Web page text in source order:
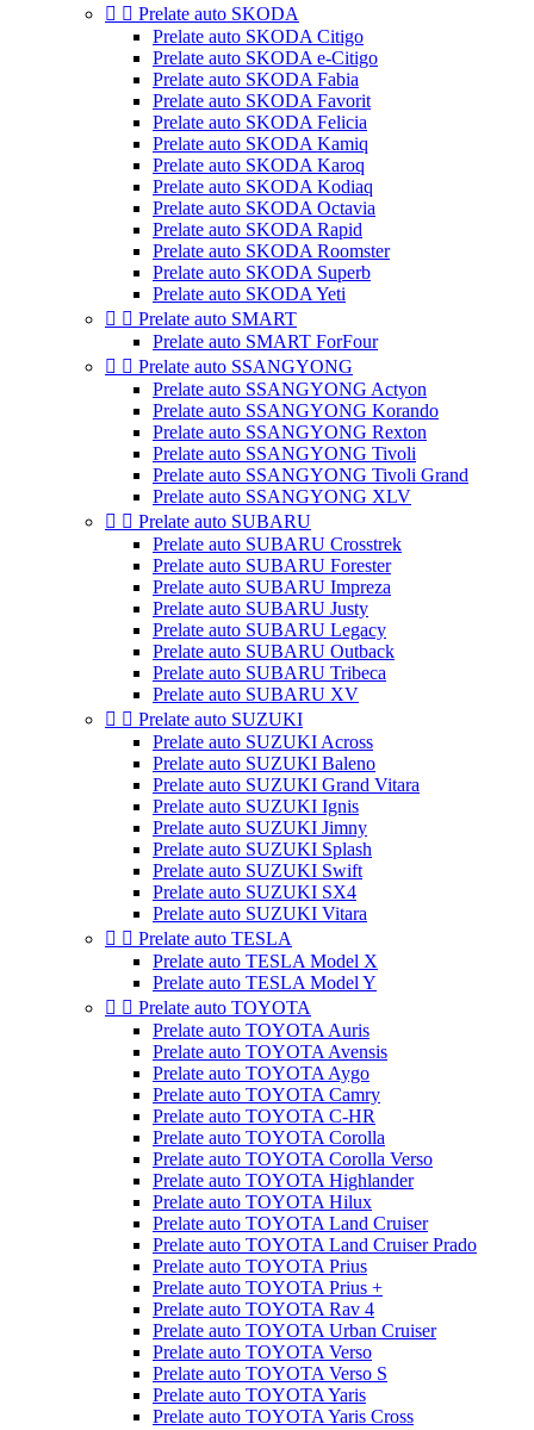
  Prelate auto SKODA
Prelate auto SKODA Citigo
Prelate auto SKODA e-Citigo
Prelate auto SKODA Fabia
Prelate auto SKODA Favorit
Prelate auto SKODA Felicia
Prelate auto SKODA Kamiq
Prelate auto SKODA Karoq
Prelate auto SKODA Kodiaq
Prelate auto SKODA Octavia
Prelate auto SKODA Rapid
Prelate auto SKODA Roomster
Prelate auto SKODA Superb
Prelate auto SKODA Yeti
  Prelate auto SMART
Prelate auto SMART ForFour
  Prelate auto SSANGYONG
Prelate auto SSANGYONG Actyon
Prelate auto SSANGYONG Korando
Prelate auto SSANGYONG Rexton
Prelate auto SSANGYONG Tivoli
Prelate auto SSANGYONG Tivoli Grand
Prelate auto SSANGYONG XLV
  Prelate auto SUBARU
Prelate auto SUBARU Crosstrek
Prelate auto SUBARU Forester
Prelate auto SUBARU Impreza
Prelate auto SUBARU Justy
Prelate auto SUBARU Legacy
Prelate auto SUBARU Outback
Prelate auto SUBARU Tribeca
Prelate auto SUBARU XV
  Prelate auto SUZUKI
Prelate auto SUZUKI Across
Prelate auto SUZUKI Baleno
Prelate auto SUZUKI Grand Vitara
Prelate auto SUZUKI Ignis
Prelate auto SUZUKI Jimny
Prelate auto SUZUKI Splash
Prelate auto SUZUKI Swift
Prelate auto SUZUKI SX4
Prelate auto SUZUKI Vitara
  Prelate auto TESLA
Prelate auto TESLA Model X
Prelate auto TESLA Model Y
  Prelate auto TOYOTA
Prelate auto TOYOTA Auris
Prelate auto TOYOTA Avensis
Prelate auto TOYOTA Aygo
Prelate auto TOYOTA Camry
Prelate auto TOYOTA C-HR
Prelate auto TOYOTA Corolla
Prelate auto TOYOTA Corolla Verso
Prelate auto TOYOTA Highlander
Prelate auto TOYOTA Hilux
Prelate auto TOYOTA Land Cruiser
Prelate auto TOYOTA Land Cruiser Prado
Prelate auto TOYOTA Prius
Prelate auto TOYOTA Prius +
Prelate auto TOYOTA Rav 4
Prelate auto TOYOTA Urban Cruiser
Prelate auto TOYOTA Verso
Prelate auto TOYOTA Verso S
Prelate auto TOYOTA Yaris
Prelate auto TOYOTA Yaris Cross